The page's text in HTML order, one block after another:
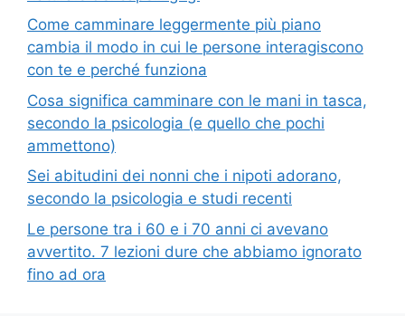
Come camminare leggermente più piano
cambia il modo in cui le persone interagiscono
con te e perché funziona
Cosa significa camminare con le mani in tasca,
secondo la psicologia (e quello che pochi
ammettono)
Sei abitudini dei nonni che i nipoti adorano,
secondo la psicologia e studi recenti
Le persone tra i 60 e i 70 anni ci avevano
avvertito. 7 lezioni dure che abbiamo ignorato
fino ad ora